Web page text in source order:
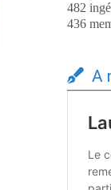
482
436
A